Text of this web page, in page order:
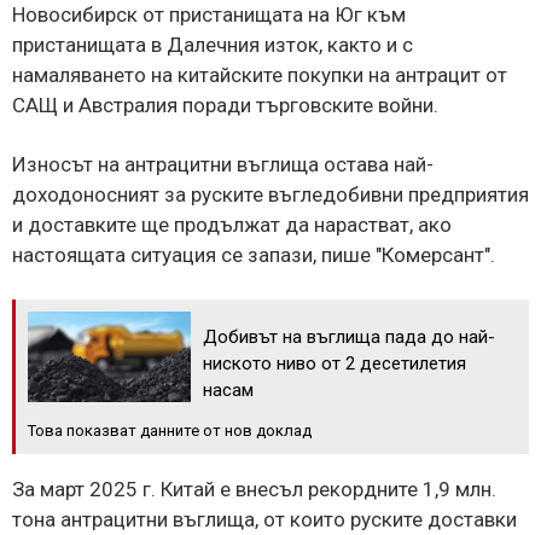
Новосибирск от пристанищата на Юг към
пристанищата в Далечния изток, както и с
намаляването на китайските покупки на антрацит от
САЩ и Австралия поради търговските войни.
Износът на антрацитни въглища остава най-
доходоносният за руските въгледобивни предприятия
и доставките ще продължат да нарастват, ако
настоящата ситуация се запази, пише "Комерсант".
Добивът на въглища пада до най-
ниското ниво от 2 десетилетия
насам
Това показват данните от нов доклад
За март 2025 г. Китай е внесъл рекордните 1,9 млн.
тона антрацитни въглища, от които руските доставки